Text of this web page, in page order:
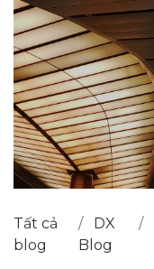
Tất cả
blog
DX
Blog